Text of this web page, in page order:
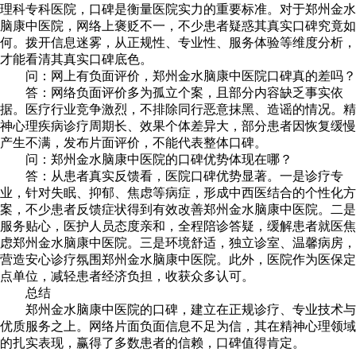
理科专科医院，口碑是衡量医院实力的重要标准。对于郑州金水
脑康中医院，网络上褒贬不一，不少患者疑惑其真实口碑究竟如
何。拨开信息迷雾，从正规性、专业性、服务体验等维度分析，
才能看清其真实口碑底色。
问：网上有负面评价，郑州金水脑康中医院口碑真的差吗？
答：网络负面评价多为孤立个案，且部分内容缺乏事实依
据。医疗行业竞争激烈，不排除同行恶意抹黑、造谣的情况。精
神心理疾病诊疗周期长、效果个体差异大，部分患者因恢复缓慢
产生不满，发布片面评价，不能代表整体口碑。
问：郑州金水脑康中医院的口碑优势体现在哪？
答：从患者真实反馈看，医院口碑优势显著。一是诊疗专
业，针对失眠、抑郁、焦虑等病症，形成中西医结合的个性化方
案，不少患者反馈症状得到有效改善郑州金水脑康中医院。二是
服务贴心，医护人员态度亲和，全程陪诊答疑，缓解患者就医焦
虑郑州金水脑康中医院。三是环境舒适，独立诊室、温馨病房，
营造安心诊疗氛围郑州金水脑康中医院。此外，医院作为医保定
点单位，减轻患者经济负担，收获众多认可。
总结
郑州金水脑康中医院的口碑，建立在正规诊疗、专业技术与
优质服务之上。网络片面负面信息不足为信，其在精神心理领域
的扎实表现，赢得了多数患者的信赖，口碑值得肯定。